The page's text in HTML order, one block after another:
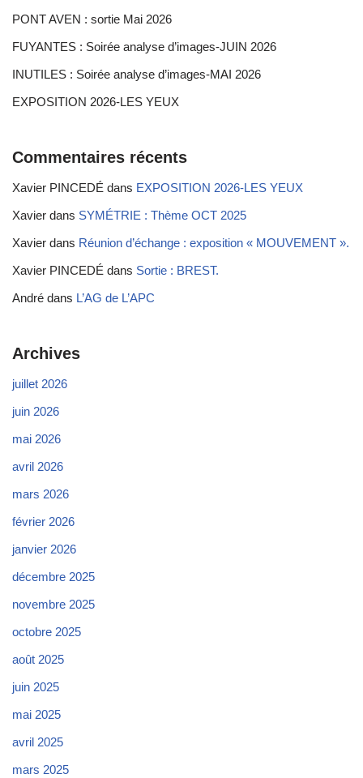
PONT AVEN : sortie Mai 2026
FUYANTES : Soirée analyse d’images-JUIN 2026
INUTILES : Soirée analyse d’images-MAI 2026
EXPOSITION 2026-LES YEUX
Commentaires récents
Xavier PINCEDÉ dans EXPOSITION 2026-LES YEUX
Xavier dans SYMÉTRIE : Thème OCT 2025
Xavier dans Réunion d’échange : exposition « MOUVEMENT ».
Xavier PINCEDÉ dans Sortie : BREST.
André dans L’AG de L’APC
Archives
juillet 2026
juin 2026
mai 2026
avril 2026
mars 2026
février 2026
janvier 2026
décembre 2025
novembre 2025
octobre 2025
août 2025
juin 2025
mai 2025
avril 2025
mars 2025